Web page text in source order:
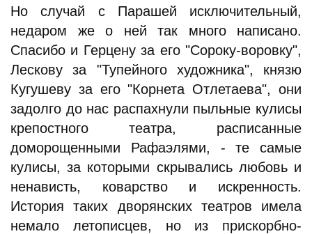
Но случай с Парашей исключительный,
недаром же о ней так много написано.
Спасибо и Герцену за его "Сороку-воровку",
Лескову за "Тупейного художника", князю
Кугушеву за его "Корнета Отлетаева", они
задолго до нас распахнули пыльные кулисы
крепостного театра, расписанные
доморощенными Рафаэлями, - те самые
кулисы, за которыми скрывались любовь и
ненависть, коварство и искренность.
История таких дворянских театров имела
немало летописцев, но из прискорбно-